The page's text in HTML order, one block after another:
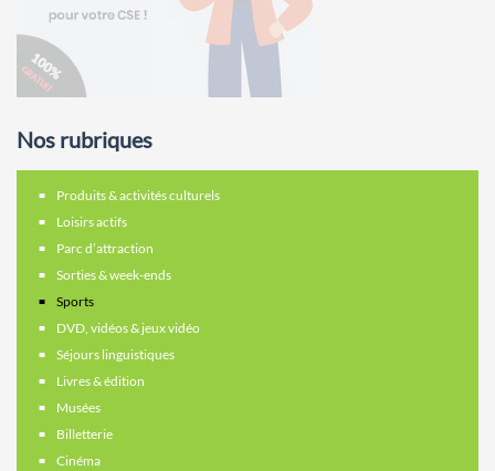
Nos rubriques
Produits & activités culturels
Loisirs actifs
Parc d’attraction
Sorties & week-ends
Sports
DVD, vidéos & jeux vidéo
Séjours linguistiques
Livres & édition
Musées
Billetterie
Cinéma